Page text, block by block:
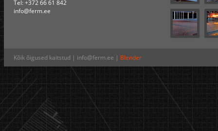
Tel: +372 66 61 842
info@ferm.ee
Kõik õigused kaitstud | info@ferm.ee | Blender